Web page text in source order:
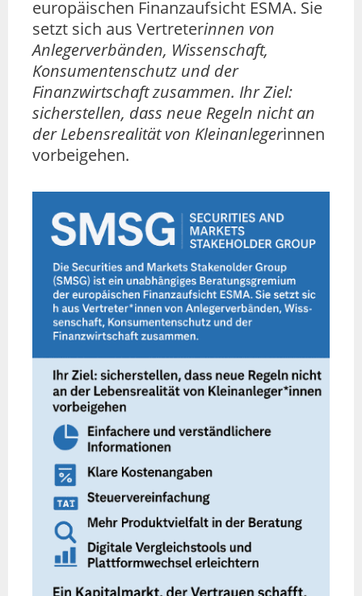
europäischen Finanzaufsicht ESMA. Sie
setzt sich aus Vertreterinnen von
Anlegerverbänden, Wissenschaft,
Konsumentenschutz und der
Finanzwirtschaft zusammen. Ihr Ziel:
sicherstellen, dass neue Regeln nicht an
der Lebensrealität von Kleinanlegerinnen
vorbeigehen.